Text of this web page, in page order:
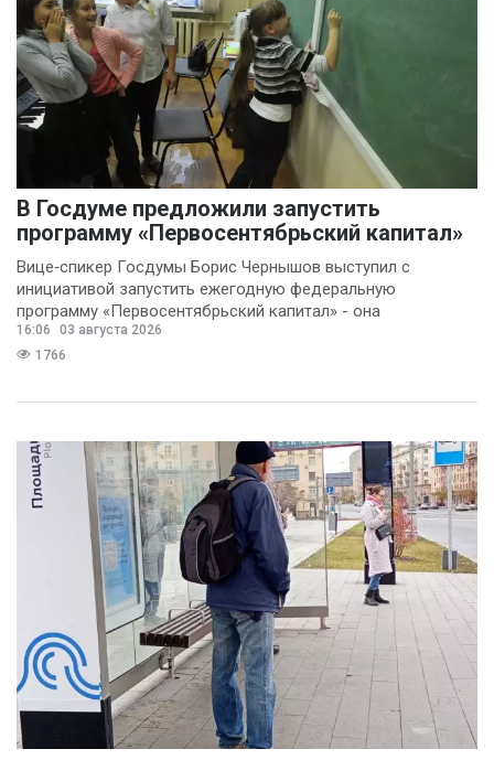
В Госдуме предложили запустить
программу «Первосентябрьский капитал»
Вице‑спикер Госдумы Борис Чернышов выступил с
инициативой запустить ежегодную федеральную
программу «Первосентябрьский капитал» - она
предполагает
16:06
03 августа 2026
1766